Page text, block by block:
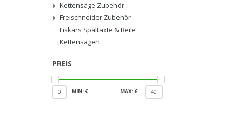
Kettensäge Zubehör
Freischneider Zubehör
Fiskars Spaltäxte & Beile
Kettensägen
PREIS
0 MIN: € MAX: € 40